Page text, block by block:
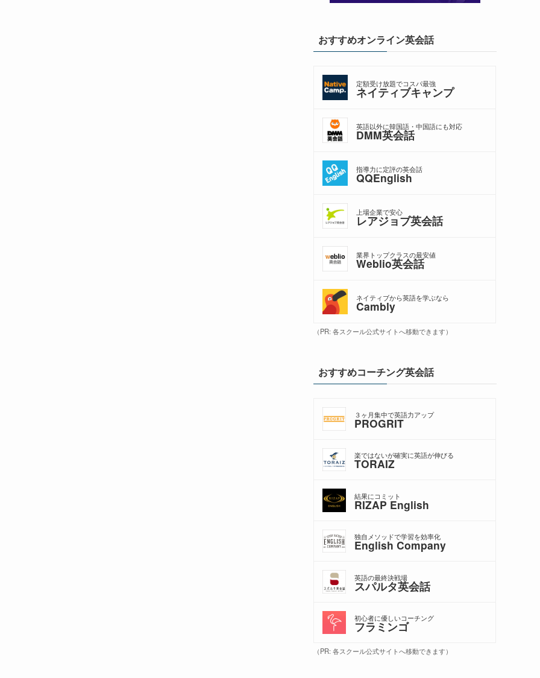
おすすめオンライン英会話
定額受け放題でコスパ最強
ネイティブキャンプ
英語以外に韓国語・中国語にも対応
DMM英会話
指導力に定評の英会話
QQEnglish
上場企業で安心
レアジョブ英会話
業界トップクラスの最安値
Weblio英会話
ネイティブから英語を学ぶなら
Cambly
（PR: 各スクール公式サイトへ移動できます）
おすすめコーチング英会話
３ヶ月集中で英語力アップ
PROGRIT
楽ではないが確実に英語が伸びる
TORAIZ
結果にコミット
RIZAP English
独自メソッドで学習を効率化
English Company
英語の最終決戦場
スパルタ英会話
初心者に優しいコーチング
フラミンゴ
（PR: 各スクール公式サイトへ移動できます）